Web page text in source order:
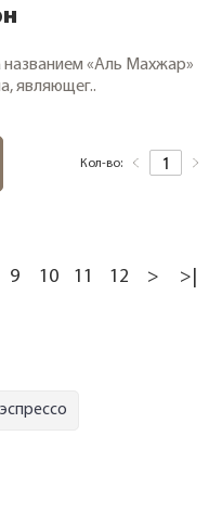
«Аль Махжар»
являющег..
Кол-во:
9 10 11 12 > >|